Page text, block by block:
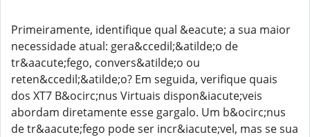
Primeiramente, identifique qual &eacute; a sua maior
necessidade atual: gera&ccedil;&atilde;o de
tr&aacute;fego, convers&atilde;o ou
reten&ccedil;&atilde;o? Em seguida, verifique quais
dos XT7 B&ocirc;nus Virtuais dispon&iacute;veis
abordam diretamente esse gargalo. Um b&ocirc;nus
de tr&aacute;fego pode ser incr&iacute;vel, mas se sua